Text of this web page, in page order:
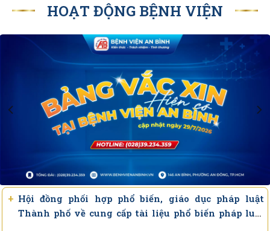
HOẠT ĐỘNG BỆNH VIỆN
+ Hội đồng phối hợp phổ biến, giáo dục pháp luật
Thành phố về cung cấp tài liệu phổ biến pháp luật